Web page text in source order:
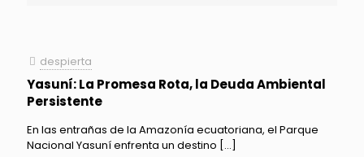
despierta
Yasuní: La Promesa Rota, la Deuda Ambiental
Persistente
En las entrañas de la Amazonía ecuatoriana, el Parque
Nacional Yasuní enfrenta un destino […]